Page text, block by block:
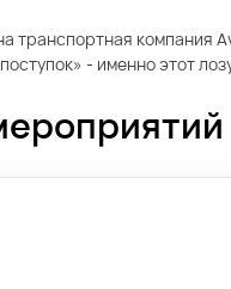
транспортная компания
- именно этот